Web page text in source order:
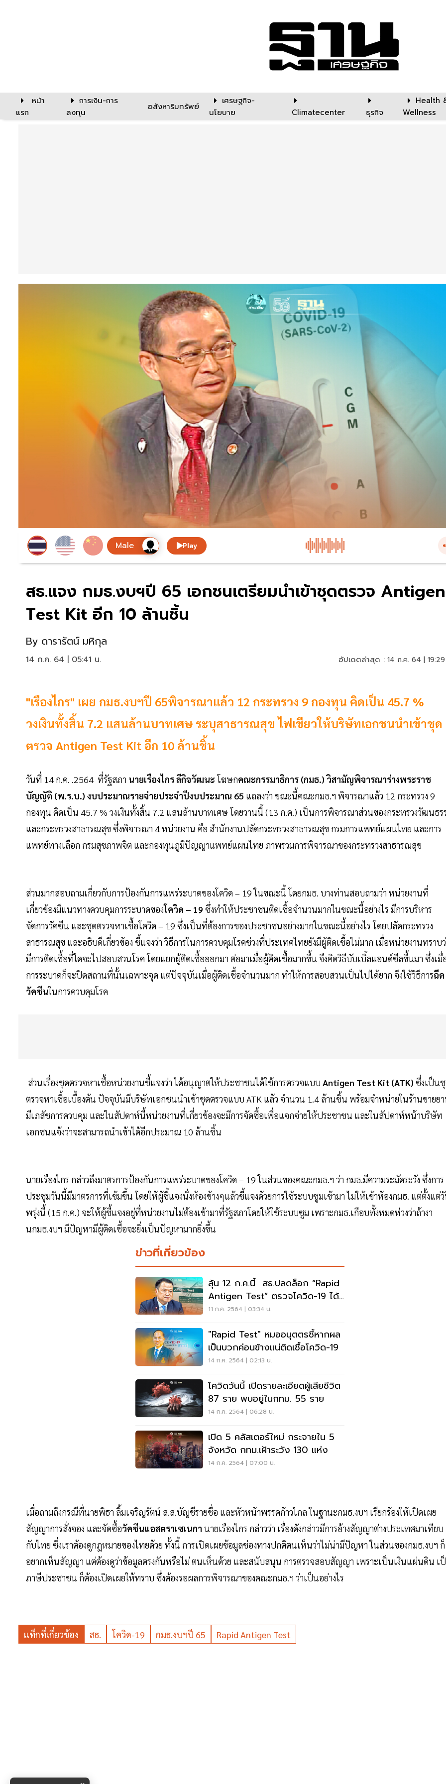
หน้า
แรก
การเงิน-การ
ลงทุน
อสังหาริมทรัพย์
เศรษฐกิจ-
นโยบาย
Climatecenter ธุรกิจ
Health
Wellness
Play
สธ.แจง กมธ.งบฯปี 65 เอกชนเตรียมนำเข้าชุดตรวจ Antigen
Test Kit อีก 10 ล้านชิ้น
By ดารารัตน์ มหิกุล
14 ก.ค. 64 | 05:41 น. อัปเดตล่าสุด : 14 ก.ค. 64 |
"เรืองไกร" เผย กมธ.งบฯปี 65พิจารณาแล้ว 12 กระทรวง 9 กองทุน คิดเป็น 45.7 %
วงเงินทั้งสิ้น 7.2 แสนล้านบาทเศษ ระบุสาธารณสุข ไฟเขียวให้บริษัทเอกชนนำเข้าชุด
ตรวจ Antigen Test Kit อีก 10 ล้านชิ้น
วันที่ 14 ก.ค. .2564 ที่รัฐสภา นายเรืองไกร ลีกิจวัฒนะโฆษกคณะกรรมาธิการ (กมธ.) วิสามัญพิจารณาร่างพระราช
บัญญัติ (พ.ร.บ.) งบประมาณรายจ่ายประจำปีงบประมาณ 65 แถลงว่า ขณะนี้คณะกมธ.ฯ พิจารณาแล้ว 12 กระทรวง 9
กองทุน คิดเป็น 45.7 % วงเงินทั้งสิ้น 7.2 แสนล้านบาทเศษ โดยวานนี้ (13 ก.ค.) เป็นการพิจารณาส่วนของกระทรวงวัฒนธร
และกระทรวงสาธารณสุข ซึ่งพิจารณา 4 หน่วยงาน คือ สำนักงานปลัดกระทรวงสาธารณสุข กรมการแพทย์แผนไทย และการ
แพทย์ทางเลือก กรมสุขภาพจิต และกองทุนภูมิปัญญาแพทย์แผนไทย ภาพรวมการพิจารณาของกระทรวงสาธารณสุข
ส่วนมากสอบถามเกี่ยวกับการป้องกันการแพร่ระบาดของโควิด – 19 ในขณะนี้ โดยกมธ. บางท่านสอบถามว่า หน่วยงานที่
เกี่ยวข้องมีแนวทางควบคุมการระบาดของโควิด – 19 ซึ่งทำให้ประชาชนติดเชื้อจำนวนมากในขณะนี้อย่างไร มีการบริหาร
จัดการวัคซีน และชุดตรวจหาเชื้อโควิด – 19 ซึ่งเป็นที่ต้องการของประชาชนอย่างมากในขณะนี้อย่างไร โดยปลัดกระทรวง
สาธารณสุข และอธิบดีเกี่ยวข้อง ชี้แจงว่า วิธีการในการควบคุมโรคช่วงที่ประเทศไทยยังมีผู้ติดเชื้อไม่มาก เมื่อหน่วยงานทราบ
มีการติดเชื้อที่ใดจะไปสอบสวนโรค โดยแยกผู้ติดเชื้อออกมา ต่อมาเมื่อผู้ติดเชื้อมากขึ้น จึงคิดวิธีบับเบิ้ลแอนด์ซีลขึ้นมา ซึ่งเมื่
การระบาดก็จะปิดสถานที่นั้นเฉพาะจุด แต่ปัจจุบันเมื่อผู้ติดเชื้อจำนวนมาก ทำให้การสอบสวนเป็นไปได้ยาก จึงใช้วิธีการฉีด
วัคซีนในการควบคุมโรค
ส่วนเรื่องชุดตรวจหาเชื้อหน่วยงานชี้แจงว่า ได้อนุญาตให้ประชาชนได้ใช้การตรวจแบบ Antigen Test Kit (ATK) ซึ่งเป็น
ตรวจหาเชื้อเบื้องต้น ปัจจุบันมีบริษัทเอกชนนำเข้าชุดตรวจแบบ ATK แล้ว จำนวน 1.4 ล้านชิ้น พร้อมจำหน่ายในร้านขายย
มีเภสัชการควบคุม และในสัปดาห์นี้หน่วยงานที่เกี่ยวข้องจะมีการจัดซื้อเพื่อแจกจ่ายให้ประชาชน และในสัปดาห์หน้าบริษัท
เอกชนแจ้งว่าจะสามารถนำเข้าได้อีกประมาณ 10 ล้านชิ้น
นายเรืองไกร กล่าวถึงมาตรการป้องกันการแพร่ระบาดของโควิด – 19 ในส่วนของคณะกมธ.ฯ ว่า กมธ.มีความระมัดระวัง ซึ่งการ
ประชุมวันนี้มีมาตรการที่เข้มขึ้น โดยให้ผู้ชี้แจงนั่งห้องข้างๆแล้วชี้แจงด้วยการใช้ระบบซูมเข้ามา ไม่ให้เข้าห้องกมธ. แต่ตั้งแต่
พรุ่งนี้ (15 ก.ค.) จะให้ผู้ชี้แจงอยู่ที่หน่วยงานไม่ต้องเข้ามาที่รัฐสภาโดยให้ใช้ระบบซูม เพราะกมธ.เกือบทั้งหมดห่วงว่าถ้างา
นกมธ.งบฯ มีปัญหามีผู้ติดเชื้อจะยิ่งเป็นปัญหามากยิ่งขึ้น
ข่าวที่เกี่ยวข้อง
ลุ้น 12 ก.ค.นี้ สธ.ปลดล็อก “Rapid
Antigen Test” ตรวจโควิด-19 ได้
เอง
11 ก.ค. 2564 | 03:34 น.
"Rapid Test" หมออนุตตรชี้หากผล
เป็นบวกค่อนข้างแน่ติดเชื้อโควิด-19
14 ก.ค. 2564 | 02:13 น.
โควิดวันนี้ เปิดรายละเอียดผู้เสียชีวิต
87 ราย พบอยู่ในกทม. 55 ราย
14 ก.ค. 2564 | 06:28 น.
เปิด 5 คลัสเตอร์ใหม่ กระจายใน 5
จังหวัด กทม.เฝ้าระวัง 130 แห่ง
14 ก.ค. 2564 | 07:00 น.
เมื่อถามถึงกรณีที่นายพิธา ลิ้มเจริญรัตน์ ส.ส.บัญชีรายชื่อ และหัวหน้าพรรคก้าวไกล ในฐานะกมธ.งบฯ เรียกร้องให้เปิดเผย
สัญญาการสั่งจอง และจัดซื้อวัคซีนแอสตราเซเนกา นายเรืองไกร กล่าวว่า เรื่องดังกล่าวมีการอ้างสัญญาต่างประเทศมาเทียบ
กับไทย ซึ่งเราต้องดูกฎหมายของไทยด้วย ทั้งนี้ การเปิดเผยข้อมูลช่องทางปกติตนเห็นว่าไม่น่ามีปัญหา ในส่วนของกมธ.งบฯ ก็
อยากเห็นสัญญา แต่ต้องดูว่าข้อมูลตรงกันหรือไม่ ตนเห็นด้วย และสนับสนุน การตรวจสอบสัญญา เพราะเป็นเงินแผ่นดิน เ
ภาษีประชาชน ก็ต้องเปิดเผยให้ทราบ ซึ่งต้องรอผลการพิจารณาของคณะกมธ.ฯ ว่าเป็นอย่างไร
แท็กที่เกี่ยวข้อง สธ. โควิด-19 กมธ.งบฯปี 65 Rapid Antigen Test